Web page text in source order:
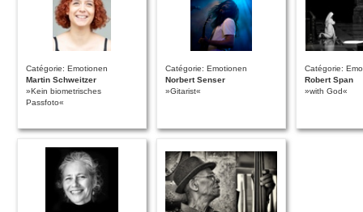
Catégorie: Emotionen
Martin Schweitzer
»Kein biometrisches
Passfoto«
Catégorie: Emotionen
Norbert Senser
»Gitarist«
Catégorie:
Robert Span
»with God«